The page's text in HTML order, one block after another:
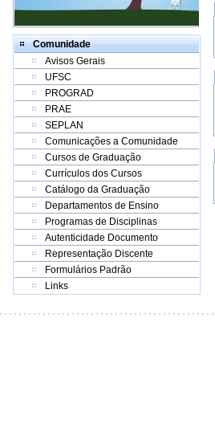
Comunidade
Avisos Gerais
UFSC
PROGRAD
PRAE
SEPLAN
Comunicações a Comunidade
Cursos de Graduação
Currículos dos Cursos
Catálogo da Graduação
Departamentos de Ensino
Programas de Disciplinas
Autenticidade Documento
Representação Discente
Formulários Padrão
Links